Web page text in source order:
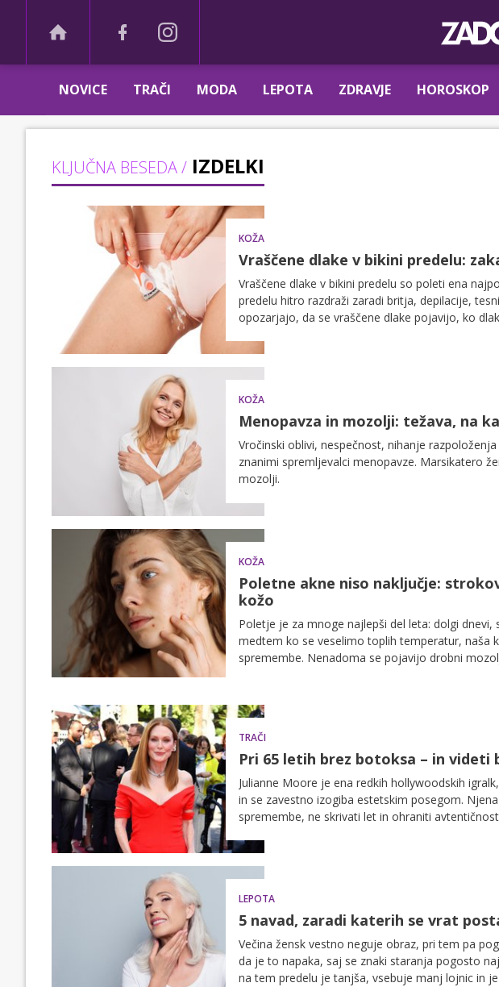
NOVICE TRAČI MODA LEPOTA ZDRAVJE HOROSKOP
KLJUČNA BESEDA / IZDELKI
KOŽA
Vraščene dlake v bikini predelu:
Vraščene dlake v bikini predelu so poleti ena
predelu hitro razdraži zaradi britja, depilacije,
opozarjajo, da se vraščene dlake pojavijo, ko
KOŽA
Menopavza in mozolji: težava, na
Vročinski oblivi, nespečnost, nihanje
znanimi spremljevalci menopavze. Marsikatero
mozolji.
KOŽA
Poletne akne niso naključje:
kožo
Poletje je za mnoge najlepši del leta: dolgi
medtem ko se veselimo toplih temperatur, naša
spremembe. Nenadoma se pojavijo drobni
TRAČI
Pri 65 letih brez botoksa – in
Julianne Moore je ena redkih hollywoodskih
in se zavestno izogiba estetskim posegom.
spremembe, ne skrivati let in ohraniti
LEPOTA
5 navad, zaradi katerih se vrat
Večina žensk vestno neguje obraz, pri tem pa
da je to napaka, saj se znaki staranja pogosto
na tem predelu je tanjša, vsebuje manj lojnic in